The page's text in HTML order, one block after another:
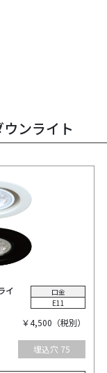
ンライト
イ
口金
E11
￥4,500（税別）
埋込穴 75